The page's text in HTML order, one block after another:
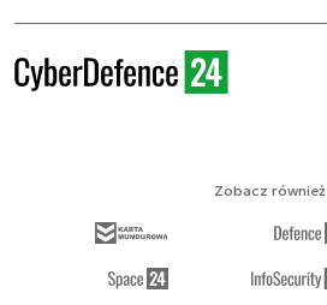
Zobacz również